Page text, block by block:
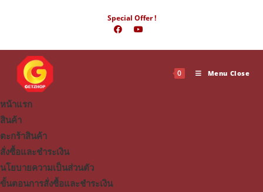
Special Offer !
0 Menu Close
หน้าแรก
สินค้า
ตะกร้าสินค้า
สั่งซื้อและชำระเงิน
นโยบายความเป็นส่วนตัว
ขั้นตอนการสั่งซื้อและชำระเงิน